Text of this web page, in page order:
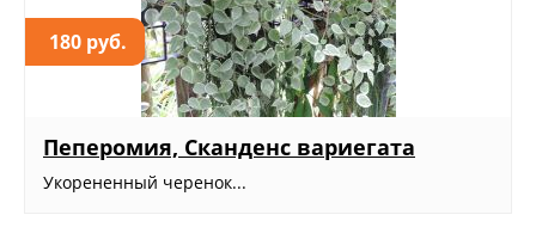
180 руб.
Пеперомия, Сканденс вариегата
Укорененный черенок...